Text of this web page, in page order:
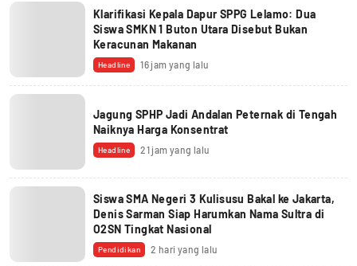
Klarifikasi Kepala Dapur SPPG Lelamo: Dua
Siswa SMKN 1 Buton Utara Disebut Bukan
Keracunan Makanan
Headline 16 jam yang lalu
Jagung SPHP Jadi Andalan Peternak di Tengah
Naiknya Harga Konsentrat
Headline 21 jam yang lalu
Siswa SMA Negeri 3 Kulisusu Bakal ke Jakarta,
Denis Sarman Siap Harumkan Nama Sultra di
O2SN Tingkat Nasional
Pendidikan 2 hari yang lalu